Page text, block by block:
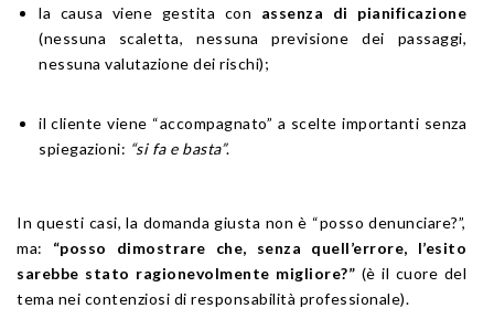
la causa viene gestita con assenza di pianificazione
(nessuna scaletta, nessuna previsione dei passaggi,
nessuna valutazione dei rischi);
il cliente viene “accompagnato” a scelte importanti senza
spiegazioni: “si fa e basta”.
In questi casi, la domanda giusta non è “posso denunciare?”,
ma: “posso dimostrare che, senza quell’errore, l’esito
sarebbe stato ragionevolmente migliore?” (è il cuore del
tema nei contenziosi di responsabilità professionale).